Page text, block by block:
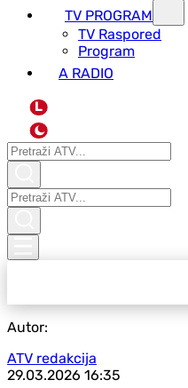
TV PROGRAM
ТV Raspored
Program
A RADIO
L
Autor:
ATV redakcija
29.03.2026 16:35